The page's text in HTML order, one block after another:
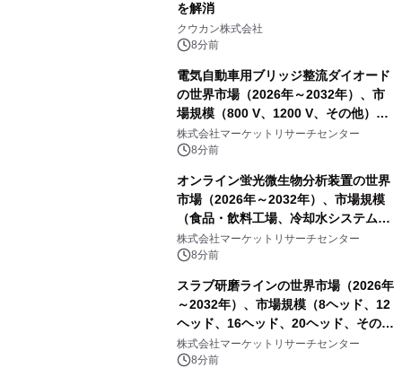
を解消
クウカン株式会社
8分前
電気自動車用ブリッジ整流ダイオード
の世界市場（2026年～2032年）、市
場規模（800 V、1200 V、その他）・
分析レポートを発表
株式会社マーケットリサーチセンター
8分前
オンライン蛍光微生物分析装置の世界
市場（2026年～2032年）、市場規模
（食品・飲料工場、冷却水システム、
病院、飲料水安全警報システム）・分
析レポートを発表
株式会社マーケットリサーチセンター
8分前
スラブ研磨ラインの世界市場（2026年
～2032年）、市場規模（8ヘッド、12
ヘッド、16ヘッド、20ヘッド、その
他）・分析レポートを発表
株式会社マーケットリサーチセンター
8分前